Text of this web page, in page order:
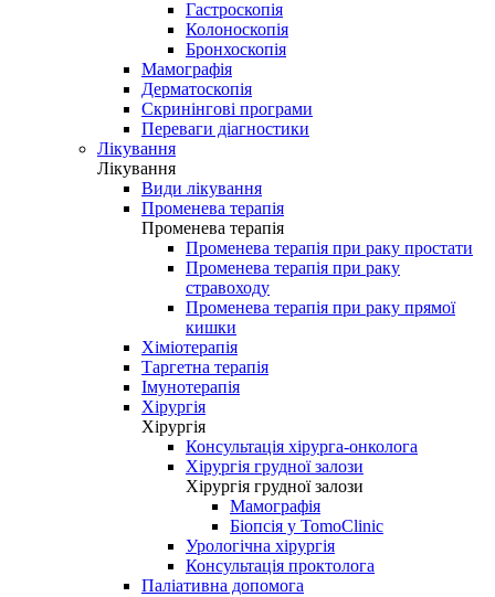
Гастроскопія
Колоноскопія
Бронхоскопія
Мамографія
Дерматоскопія
Скринінгові програми
Переваги діагностики
Лікування
Лікування
Види лікування
Променева терапія
Променева терапія
Променева терапія при раку простати
Променева терапія при раку
стравоходу
Променева терапія при раку прямої
кишки
Хіміотерапія
Таргетна терапія
Імунотерапія
Хірургія
Хірургія
Консультація хірурга-онколога
Хірургія грудної залози
Хірургія грудної залози
Мамографія
Біопсія у TomoClinic
Урологічна хірургія
Консультація проктолога
Паліативна допомога